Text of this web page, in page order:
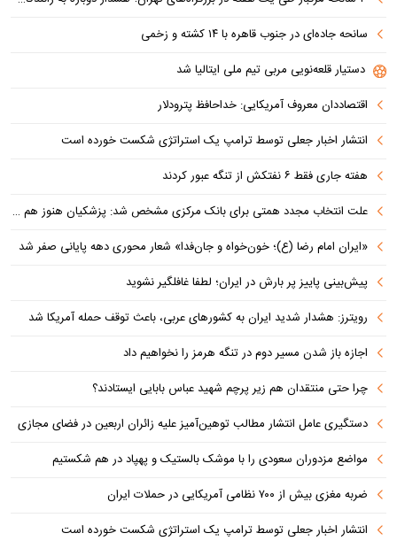
سانحه جاده‌ای در جنوب قاهره با ۱۴ کشته و زخمی
دستیار قلعه‌نویی مربی تیم ملی ایتالیا شد
اقتصاددان معروف آمریکایی: خداحافظ پترودلار
انتشار اخبار جعلی توسط ترامپ یک استراتژی شکست خورده است
هفته جاری فقط ۶ نفتکش از تنگه عبور کردند
علت انتخاب مجدد همتی برای بانک مرکزی مشخص شد: پزشکیان هنوز هم متوجه نشده است چرا همتی استیضاح شد!
«ایران امام رضا (ع)؛ خون‌خواه و جان‌فدا» شعار محوری دهه پایانی صفر شد
پیش‌بینی پاییز پر بارش در ایران؛ لطفا غافلگیر نشوید
رویترز: هشدار شدید ایران به کشورهای عربی، باعث توقف حمله آمریکا شد
اجازه باز شدن مسیر دوم در تنگه هرمز را نخواهیم داد
چرا حتی منتقدان هم زیر پرچم شهید عباس بابایی ایستادند؟
دستگیری عامل انتشار مطالب توهین‌آمیز علیه زائران اربعین در فضای مجازی
مواضع مزدوران سعودی را با موشک بالستیک و پهپاد در هم شکستیم
ضربه مغزی بیش از ۷۰۰ نظامی آمریکایی در حملات ایران
انتشار اخبار جعلی توسط ترامپ یک استراتژی شکست خورده است